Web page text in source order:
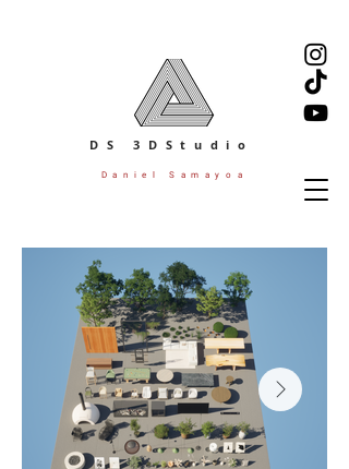
Daniel Samayoa
DS 3DStudio